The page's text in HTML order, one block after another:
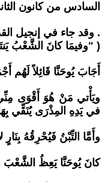
السادس من كانون
. وقد جاء في إنجيل القدّيس
( "وفيمَا كانَ الشَّعْبُ
أَجَابَ يُوحَنَّا قَائِلاً لَهُم
ويَأْتي مَنْ هُوَ أَقْوَى
في يَدِهِ المِذْرَى يُنَقِّي
وأَمَّا التِّبْنُ فَيُحْرِقُهُ
كانَ يُوحَنَّا يَعِظُ